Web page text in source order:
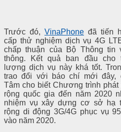
Trước đó, VinaPhoneđã tiến
cấp thử nghiệm dịch vụ 4G
chấp thuận của Bộ Thông tin
thông. Kết quả ban đầu cho
lượng dịch vụ này khá tốt.
trao đổi với báo chí mới đây,
Tâm cho biết Chương trình phát
rộng quốc gia đến năm 2020
nhiệm vụ xây dựng cơ sở hạ
rộng di động 3G/4G phục vụ
vào năm 2020.